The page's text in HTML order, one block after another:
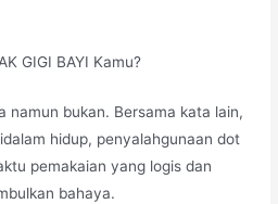
GIGI BAYI Kamu?
namun bukan. Bersama kata lain,
hidup, penyalahgunaan dot
pemakaian yang logis dan
bahaya.